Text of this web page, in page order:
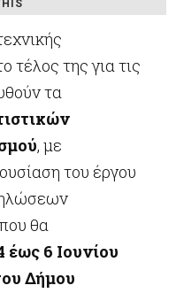
τέλος της για τις
τα
, με
του έργου
θα
έως 6 Ιουνίου
Δήμου